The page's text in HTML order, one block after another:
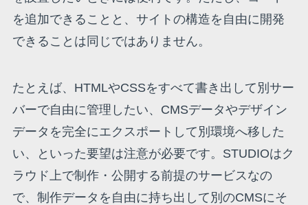
を追加できることと、サイトの構造を自由に開発
できることは同じではありません。
たとえば、HTMLやCSSをすべて書き出して別サー
バーで自由に管理したい、CMSデータやデザイン
データを完全にエクスポートして別環境へ移した
い、といった要望は注意が必要です。STUDIOはク
ラウド上で制作・公開する前提のサービスなの
で、制作データを自由に持ち出して別のCMSにそ